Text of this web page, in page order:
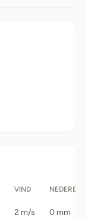
VIND
2 m/s 0 mm